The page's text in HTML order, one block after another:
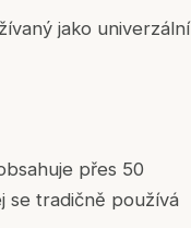
jako univerzální
přes 50
se tradičně používá